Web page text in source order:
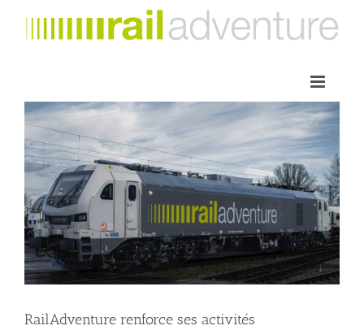
RailAdventure renforce ses activités